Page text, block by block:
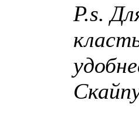
P.s.